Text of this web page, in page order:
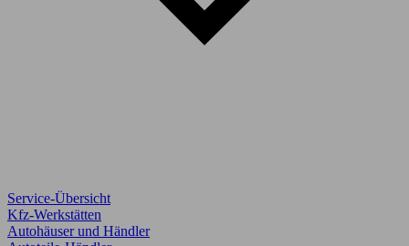
Service-Übersicht
Kfz-Werkstätten
Autohäuser und Händler